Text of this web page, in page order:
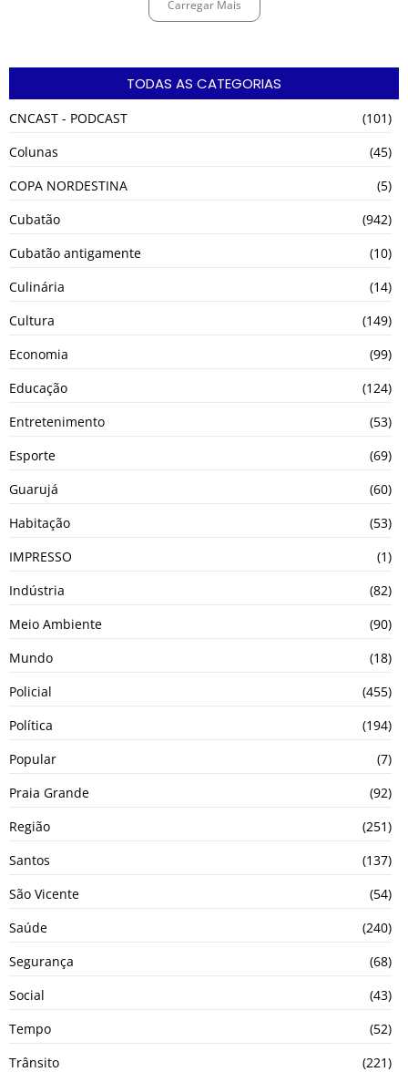
Carregar Mais
TODAS AS CATEGORIAS
CNCAST - PODCAST
(101)
Colunas
(45)
COPA NORDESTINA
(5)
Cubatão
(942)
Cubatão antigamente
(10)
Culinária
(14)
Cultura
(149)
Economia
(99)
Educação
(124)
Entretenimento
(53)
Esporte
(69)
Guarujá
(60)
Habitação
(53)
IMPRESSO
(1)
Indústria
(82)
Meio Ambiente
(90)
Mundo
(18)
Policial
(455)
Política
(194)
Popular
(7)
Praia Grande
(92)
Região
(251)
Santos
(137)
São Vicente
(54)
Saúde
(240)
Segurança
(68)
Social
(43)
Tempo
(52)
Trânsito
(221)